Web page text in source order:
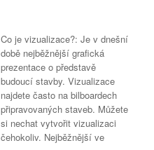
Co je vizualizace?: Je v dnešní
době nejběžnější grafická
prezentace o představě
budoucí stavby. Vizualizace
najdete často na bilboardech
připravovaných staveb. Můžete
si nechat vytvořit vizualizaci
čehokoliv. Nejběžnější ve